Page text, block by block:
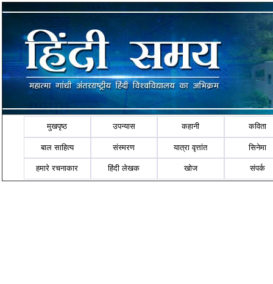
मुखपृष्ठ उपन्यास कहानी कविता
बाल साहित्य संस्मरण यात्रा वृत्तांत सिनेमा
हमारे रचनाकार हिंदी लेखक खोज संपर्क